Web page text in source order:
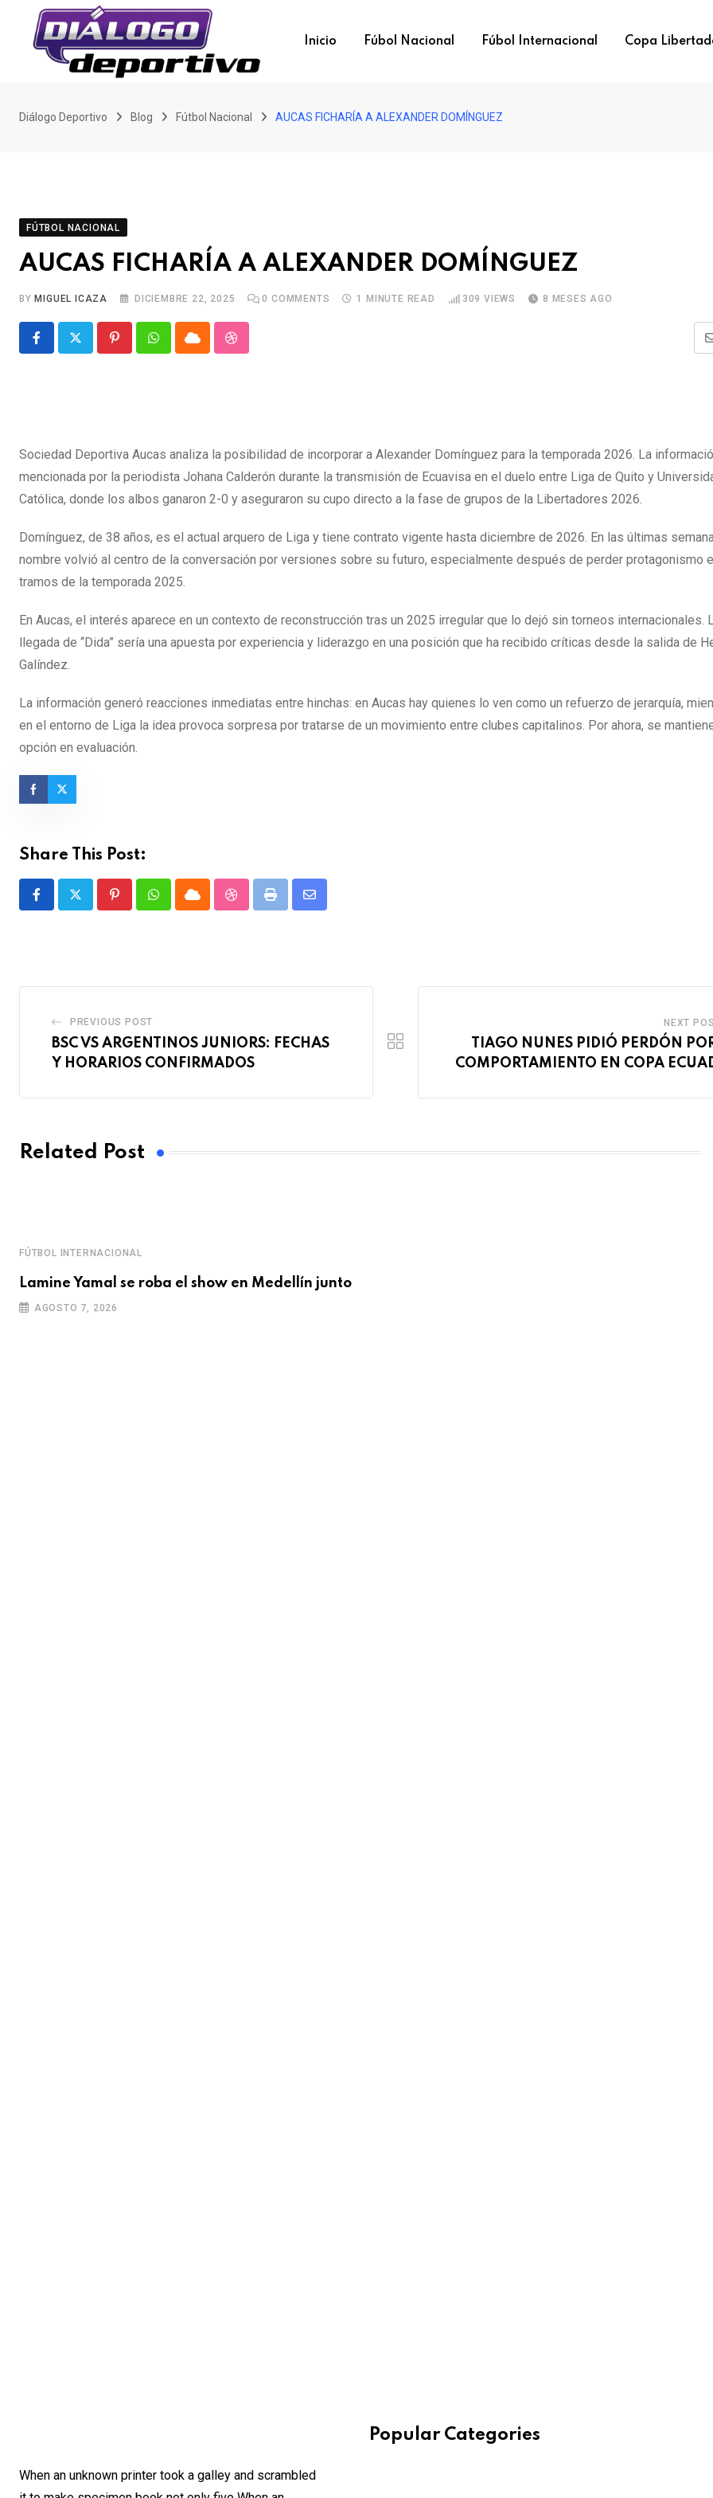
content
Inicio Fúbol Nacional Fúbol Internacional Copa
Diálogo Deportivo Blog Fútbol Nacional AUCAS FICHARÍA A ALEXANDER DOMÍNGUEZ
FÚTBOL NACIONAL
AUCAS FICHARÍA A ALEXANDER DOMÍNGUEZ
BY MIGUEL ICAZA DICIEMBRE 22, 2025 0 COMMENTS 1 MINUTE READ 309 VIEWS 8 MESES AGO
PinterestWhatsappCloud StumbleUpon
Sociedad Deportiva Aucas analiza la posibilidad de incorporar a Alexander Domínguez para la temporada 2026. La
mencionada por la periodista Johana Calderón durante la transmisión de Ecuavisa en el duelo entre Liga de Quito y
Católica, donde los albos ganaron 2-0 y aseguraron su cupo directo a la fase de grupos de la Libertadores 2026.
Domínguez, de 38 años, es el actual arquero de Liga y tiene contrato vigente hasta diciembre de 2026. En las últimas
nombre volvió al centro de la conversación por versiones sobre su futuro, especialmente después de perder protagonismo
tramos de la temporada 2025.
En Aucas, el interés aparece en un contexto de reconstrucción tras un 2025 irregular que lo dejó sin torneos internacionales.
llegada de “Dida” sería una apuesta por experiencia y liderazgo en una posición que ha recibido críticas desde la salida de
Galíndez.
La información generó reacciones inmediatas entre hinchas: en Aucas hay quienes lo ven como un refuerzo de jerarquía,
en el entorno de Liga la idea provoca sorpresa por tratarse de un movimiento entre clubes capitalinos. Por ahora, se
opción en evaluación.
Share This Post:
PinterestWhatsappCloud StumbleUpon
Print
Share
PREVIOUS POST
BSC VS ARGENTINOS JUNIORS: FECHAS
Y HORARIOS CONFIRMADOS
NEXT
TIAGO NUNES PIDIÓ PERDÓN
COMPORTAMIENTO EN COPA
Related Post
FÚTBOL INTERNACIONAL
Lamine Yamal se roba el show en Medellín junto
AGOSTO 7, 2026
When an unknown printer took a galley and scrambled
Popular Categories